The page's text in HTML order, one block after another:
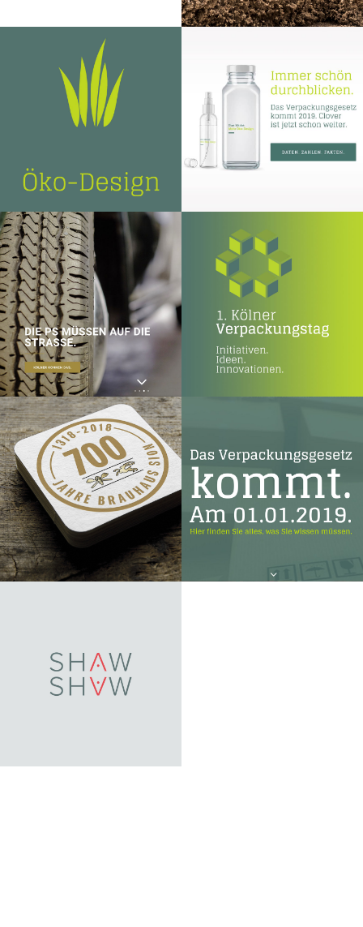
Erklärvideo
Corporate Design |
Responsive Webdesign |
Corporate Language |
Grafik Design
Responsive Webdesign
Corporate Design |
Responsive Webdesign |
Werbung
Logo Design | Printmedien Responsive Webdesign
Grafik Design